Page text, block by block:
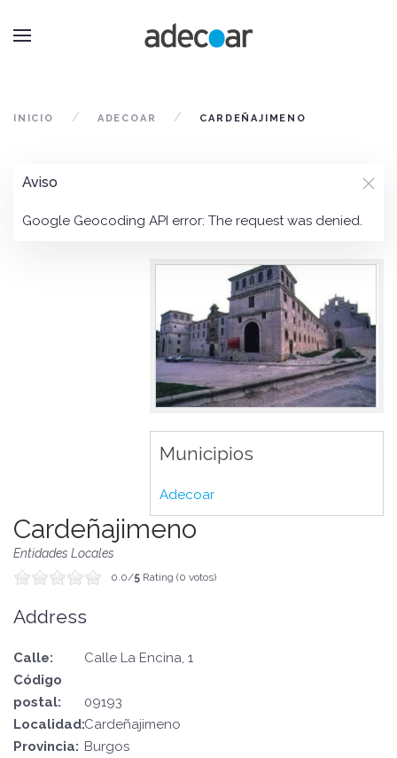
INICIO ADECOAR CARDEÑAJIMENO
Aviso
Google Geocoding API error: The request was denied.
Municipios
Adecoar
Cardeñajimeno
Entidades Locales
0.0/5 Rating (0 votos)
Address
Calle:
Calle La Encina, 1
Código
postal:
09193
Localidad:Cardeñajimeno
Provincia: Burgos